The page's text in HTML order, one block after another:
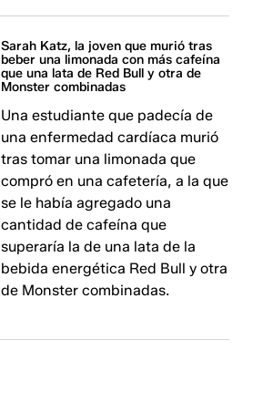
Sarah Katz, la joven que murió tras
beber una limonada con más cafeína
que una lata de Red Bull y otra de
Monster combinadas
Una estudiante que padecía de
una enfermedad cardíaca murió
tras tomar una limonada que
compró en una cafetería, a la que
se le había agregado una
cantidad de cafeína que
superaría la de una lata de la
bebida energética Red Bull y otra
de Monster combinadas.